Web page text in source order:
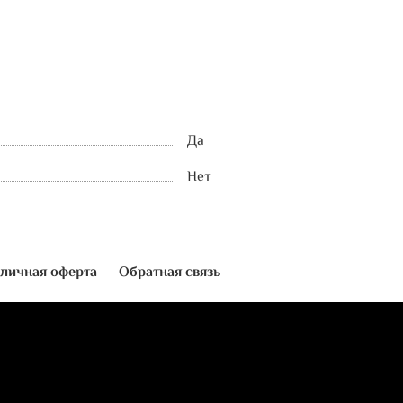
Да
Нет
оферта Обратная связь